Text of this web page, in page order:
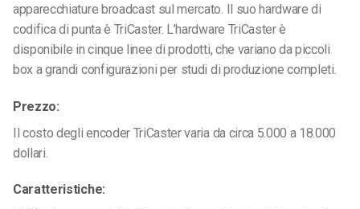
apparecchiature broadcast sul mercato. Il suo hardware di
codifica di punta è TriCaster. L’hardware TriCaster è
disponibile in cinque linee di prodotti, che variano da piccoli
box a grandi configurazioni per studi di produzione completi.
Prezzo:
Il costo degli encoder TriCaster varia da circa 5.000 a 18.000
dollari.
Caratteristiche: